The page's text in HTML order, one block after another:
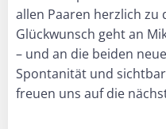
allen Paaren herzlich zu
Glückwunsch geht an
– und an die beiden
Spontanität und
freuen uns auf die